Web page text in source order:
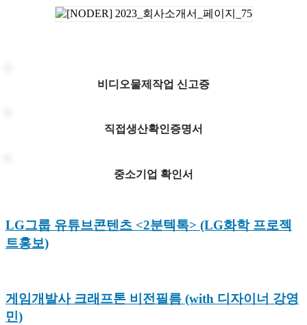
비디오물제작업 신고증
직접생산확인증명서
중소기업 확인서
LG그룹 유튜브콘텐츠 <2분텍톡> (LG화학 프로젝
트홍보)
게임개발사 크래프톤 비전필름 (with 디자이너 강영
민)